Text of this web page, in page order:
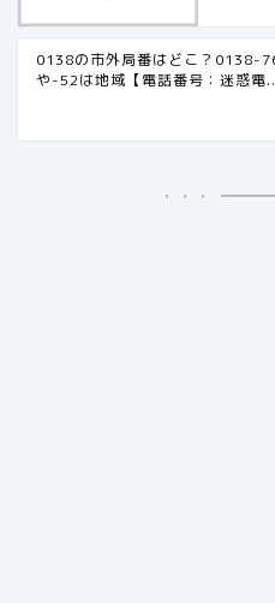
0138の市外局番はどこ？0138-
や-52は地域【電話番号：迷惑電